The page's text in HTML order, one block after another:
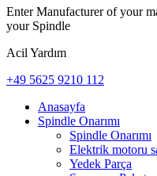
Enter Manufacturer of your
your Spindle
Acil Yardım
+49 5625 9210 112
Anasayfa
Spindle Onarımı
Spindle Onarımı
Elektrik motoru
Yedek Parça